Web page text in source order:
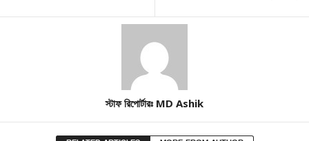
স্টাফ রিপোর্টারঃ MD Ashik